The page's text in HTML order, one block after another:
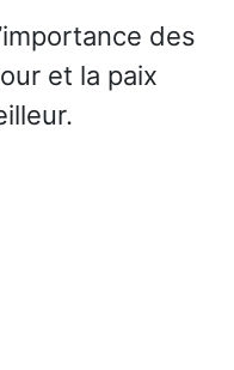
des
et la paix